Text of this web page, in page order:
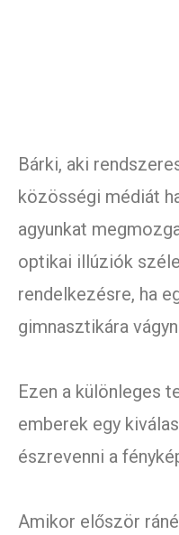
Bárki, aki
közösségi médiát
agyunkat
optikai illúziók
rendelkezésre, ha
gimnasztikára
Ezen a különleges
emberek egy
észrevenni a
Amikor először